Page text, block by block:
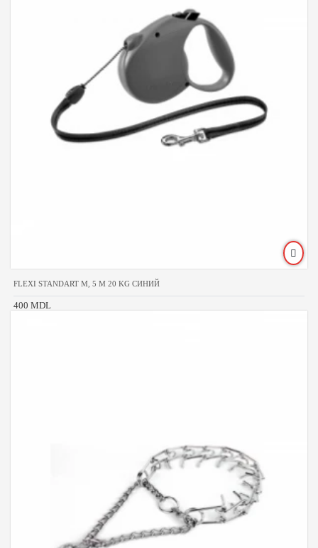
FLEXI STANDART M, 5 M 20 KG СИНИЙ
400 MDL